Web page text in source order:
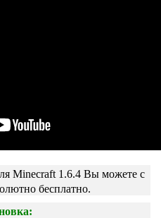
Minecraft 1.6.4 Вы можете с
бесплатно.